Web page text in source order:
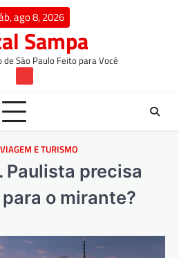
ago 8, 2026
Sampa
de São Paulo Feito para Você
TW
VIAGEM E TURISMO
Paulista precisa
o mirante?